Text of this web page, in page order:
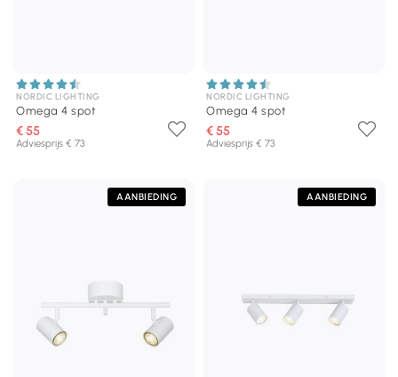
NORDIC LIGHTING
Omega 4 spot
€ 55
Adviesprijs € 73
NORDIC LIGHTING
Omega 4 spot
€ 55
Adviesprijs € 73
AANBIEDING AANBIEDING